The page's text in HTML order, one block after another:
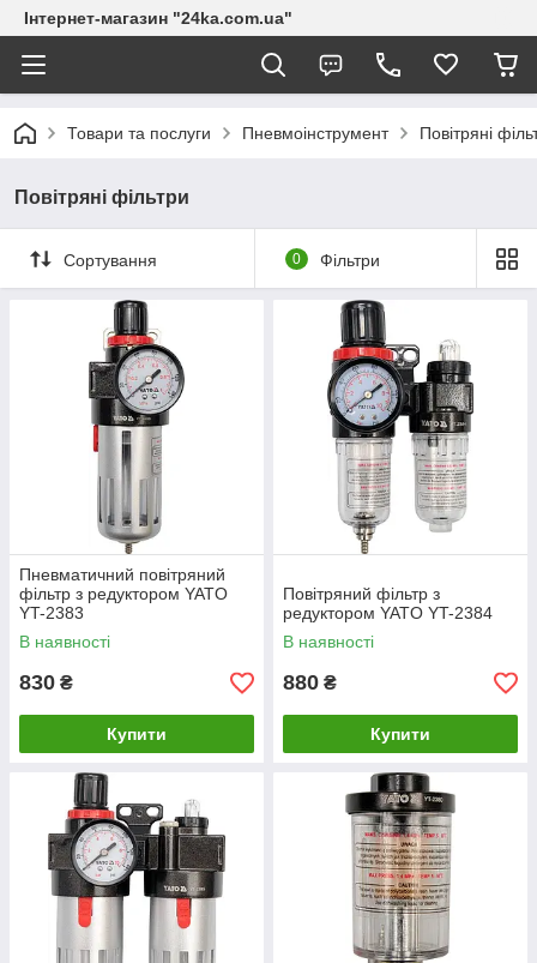
Інтернет-магазин "24ka.com.ua"
Товари та послуги Пневмоінструмент Повітряні
Повітряні фільтри
Сортування 0 Фільтри
Пневматичний повітряний
фільтр з редуктором YATO
YT-2383
В наявності
830 ₴
Купити
Повітряний фільтр з
редуктором YATO YT-2384
В наявності
880 ₴
Купити